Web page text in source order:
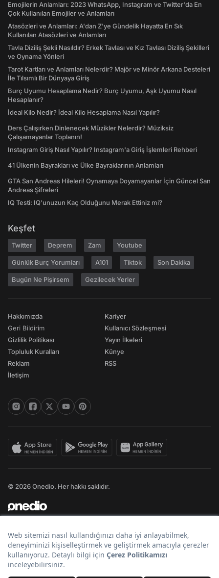
Emojilerin Anlamları: 2023 WhatsApp, Instagram ve Twitter'da En
Çok Kullanılan Emojiler ve Anlamları
Atasözleri ve Anlamları: A'dan Z'ye Gündelik Hayatta En Sık
Kullanılan Atasözleri ve Anlamları
Tavla Diziliş Şekli Nasıldır? Erkek Tavlası ve Kız Tavlası Diziliş Şekilleri
ve Oynama Yönleri
Tarot Kartları ve Anlamları Nelerdir? Majör ve Minör Arkana Desteleri
İle Tılsımlı Bir Dünyaya Giriş
Burç Uyumu Hesaplama Nedir? Burç Uyumu, Aşk Uyumu Nasıl
Hesaplanır?
İdeal Kilo Nedir? İdeal Kilo Hesaplama Nasıl Yapılır?
Ders Çalışırken Dinlenecek Müzikler Nelerdir? Müziksiz
Çalışamayanlar Toplanın!
Instagram Giriş Nasıl Yapılır? Instagram'a Giriş İşlemleri Rehberi
41 Ülkenin Bayrakları ve Ülke Bayraklarının Anlamları
GTA San Andreas Hileleri! Oynamaya Doyamayanlar İçin Güncel San
Andreas Şifreleri
IQ Testi: IQ'unuzun Kaç Olduğunu Merak Ettiniz mi?
Keşfet
Twitter Deprem Zam Youtube
Günlük Burç Yorumları A101 Tiktok Son Dakika
Bugün Ne Pişirsem Gezilecek Yerler
Hakkımızda
Geri Bildirim
Gizlilik Politikası
Topluluk Kuralları
Reklam
İletişim
Kariyer
Kullanıcı Sözleşmesi
Yayın İlkeleri
Künye
RSS
© 2026 Onedio. Her hakkı saklıdır.
Bir markasıdır.